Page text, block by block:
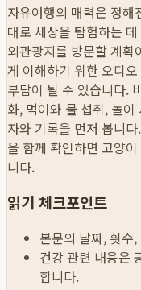
자유여행의 매력은 정해
대로 세상을 탐험하는
외관광지를 방문할 계획
게 이해하기 위한 오디
부담이 될 수 있습니다.
화, 먹이와 물 섭취, 놀
자와 기록을 먼저 봅니
을 함께 확인하면 고양
니다.
읽기 체크포인트
본문의 날짜, 횟수
건강 관련 내용은
합니다.